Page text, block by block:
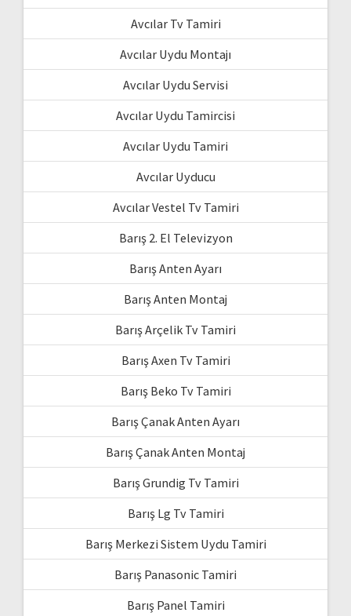
Avcılar Tv Tamiri
Avcılar Uydu Montajı
Avcılar Uydu Servisi
Avcılar Uydu Tamircisi
Avcılar Uydu Tamiri
Avcılar Uyducu
Avcılar Vestel Tv Tamiri
Barış 2. El Televizyon
Barış Anten Ayarı
Barış Anten Montaj
Barış Arçelik Tv Tamiri
Barış Axen Tv Tamiri
Barış Beko Tv Tamiri
Barış Çanak Anten Ayarı
Barış Çanak Anten Montaj
Barış Grundig Tv Tamiri
Barış Lg Tv Tamiri
Barış Merkezi Sistem Uydu Tamiri
Barış Panasonic Tamiri
Barış Panel Tamiri